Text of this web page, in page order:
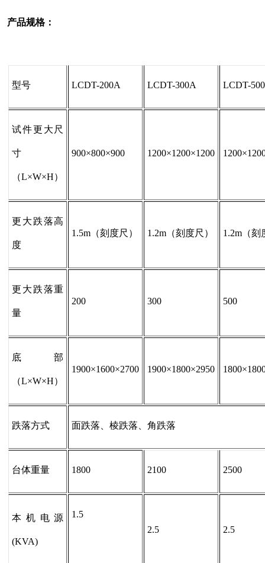
产品规格：
型号 LCDT-200A LCDT-300A LCDT-
试件更大尺
寸
（L×W×H）
900×800×900 1200×1200×1200
更大跌落高
度
1.5m（刻度尺） 1.2m（刻度尺） 1.2m（刻
更大跌落重
量
200 300 500
底部
（L×W×H）
1900×1600×2700 1900×1800×2950
跌落方式 面跌落、棱跌落、角跌落
台体重量 1800 2100 2500
本机电源
(KVA)
1.5
2.5
2.5